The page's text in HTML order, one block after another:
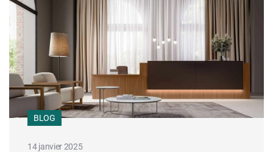
BLOG
14 janvier 2025